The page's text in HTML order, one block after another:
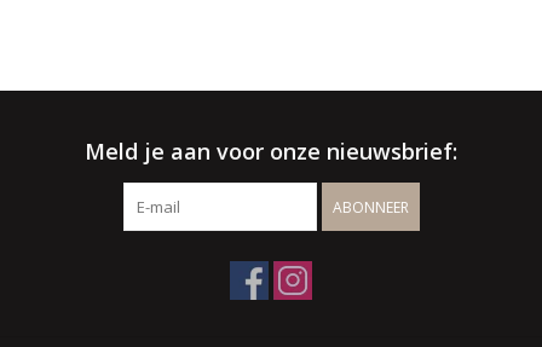
Meld je aan voor onze nieuwsbrief:
ABONNEER